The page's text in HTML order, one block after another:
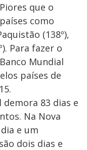
que o
como
(138º),
Para fazer o
Mundial
países de
83 dias e
Na Nova
e um
dois dias e